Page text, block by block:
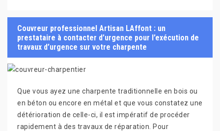
Couvreur professionnel Artisan LAffont : un
prestataire à contacter d’urgence pour l’exécution de
travaux d’urgence sur votre charpente
Que vous ayez une charpente traditionnelle en bois ou
en béton ou encore en métal et que vous constatez une
détérioration de celle-ci, il est impératif de procéder
rapidement à des travaux de réparation. Pour